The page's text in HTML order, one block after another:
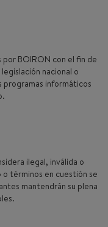
BOIRON con el fin de
nacional o
programas informáticos
ilegal, inválida o
términos en cuestión se
mantendrán su plena